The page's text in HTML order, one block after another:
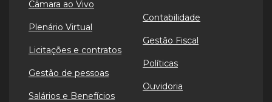
Câmara ao Vivo
Plenário Virtual
Licitações e contratos
Gestão de pessoas
Salários e Benefícios
Contabilidade
Gestão Fiscal
Políticas
Ouvidoria